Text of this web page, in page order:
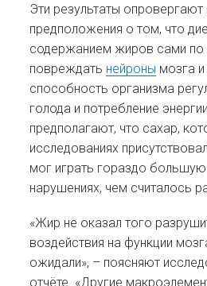
Эти результаты
предположения о том, что
содержанием жиров сами по
повреждать нейроны мозга
способность организма
голода и потребление
предполагают, что сахар,
исследованиях
мог играть гораздо большую
нарушениях, чем считалось
«Жир не оказал того
воздействия на функции
ожидали», – поясняют
отчёте. «Другие